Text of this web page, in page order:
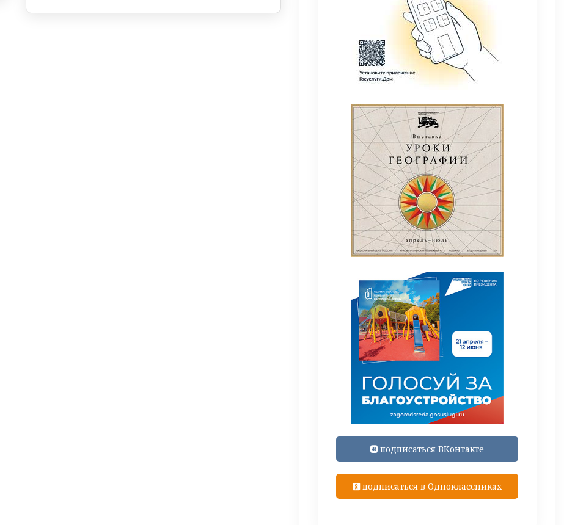
подписаться ВКонтакте
подписаться в Одноклассниках